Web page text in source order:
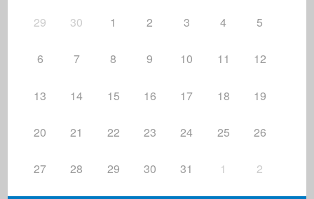
29
30 1 2 3 4 5
6 7 8 9 10 11 12
13 14 15 16 17 18 19
20 21 22 23 24 25 26
27 28 29 30 31 1 2